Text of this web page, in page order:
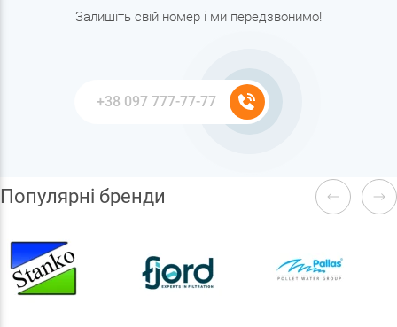
Залишіть свій номер і ми передзвонимо!
Популярні бренди